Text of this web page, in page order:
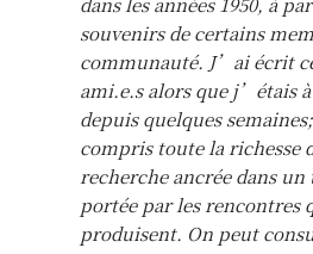
souvenirs de certains
communauté. J’ai écrit
ami.e.s alors que j’étais
depuis quelques
compris toute la richesse
recherche ancrée dans
portée par les rencontres
produisent. On peut